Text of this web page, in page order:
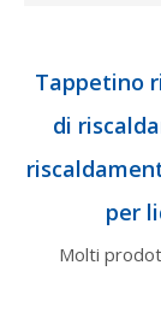
Tappetino
di
per
Molti